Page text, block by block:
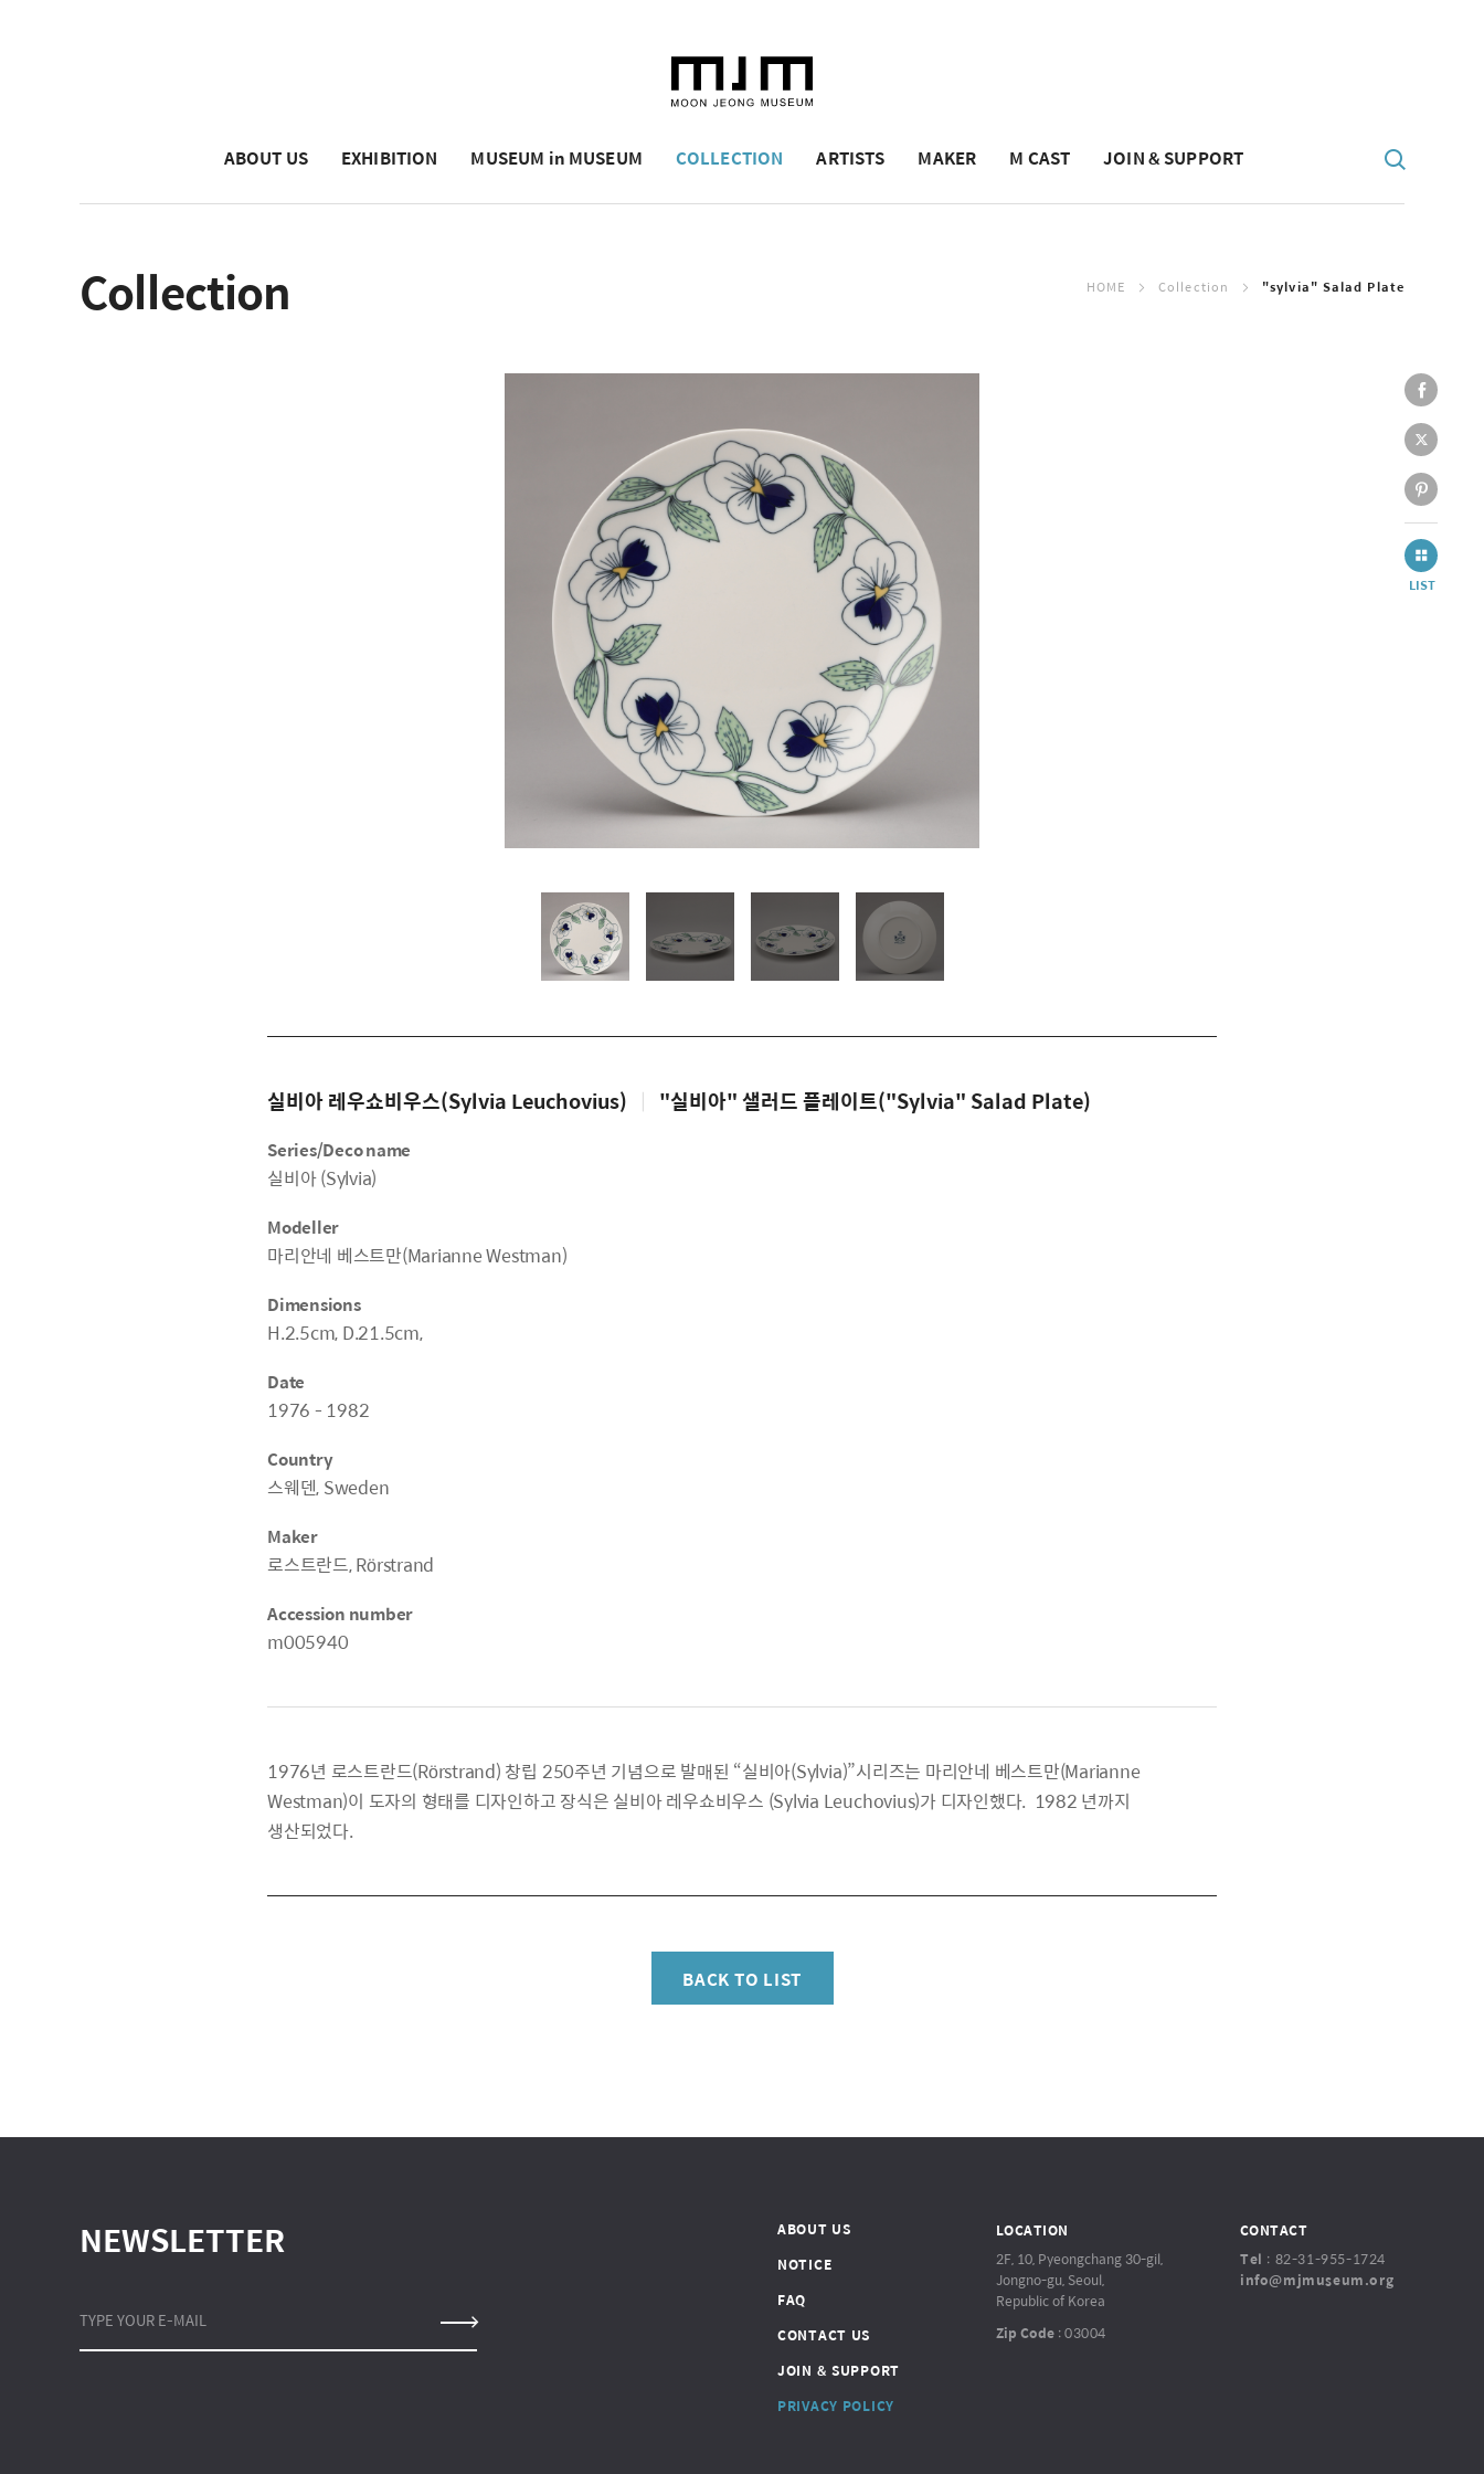
ABOUT US EXHIBITION MUSEUM in MUSEUM COLLECTION ARTISTS MAKER M CAST JOIN & SUPPORT
Collection HOME Collection "sylvia" Salad Plate
실비아 레우쇼비우스(Sylvia Leuchovius) | "실비아" 샐러드 플레이트("Sylvia" Salad Plate)
Series/Deco name
실비아 (Sylvia)
Modeller
마리안네 베스트만(Marianne Westman)
Dimensions
H.2.5cm, D.21.5cm,
Date
1976 - 1982
Country
스웨덴, Sweden
Maker
로스트란드, Rörstrand
Accession number
m005940
1976년 로스트란드(Rörstrand) 창립 250주년 기념으로 발매된 “실비아(Sylvia)”시리즈는 마리안네 베스트만(Marianne
Westman)이 도자의 형태를 디자인하고 장식은 실비아 레우쇼비우스 (Sylvia Leuchovius)가 디자인했다. 1982 년까지
생산되었다.
BACK TO LIST
NEWSLETTER
TYPE YOUR E-MAIL
ABOUT US
NOTICE
FAQ
CONTACT US
JOIN & SUPPORT
PRIVACY POLICY
LOCATION
2F, 10, Pyeongchang 30-gil,
Jongno-gu, Seoul,
Republic of Korea
Zip Code:03004
CONTACT
Tel : 82-31-955-1724
info@mjmuseum.org